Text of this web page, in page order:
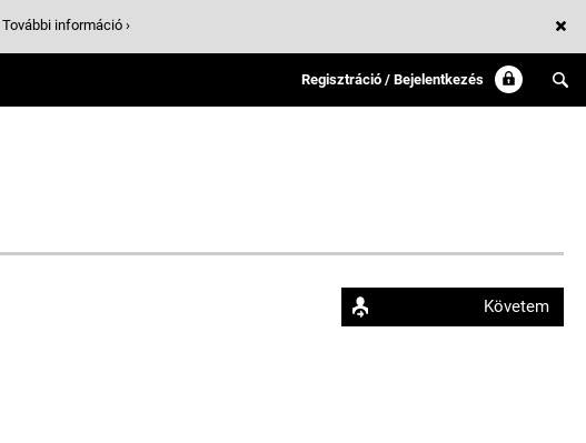
Regisztráció / Bejelentkezés
Követem
További információ ›